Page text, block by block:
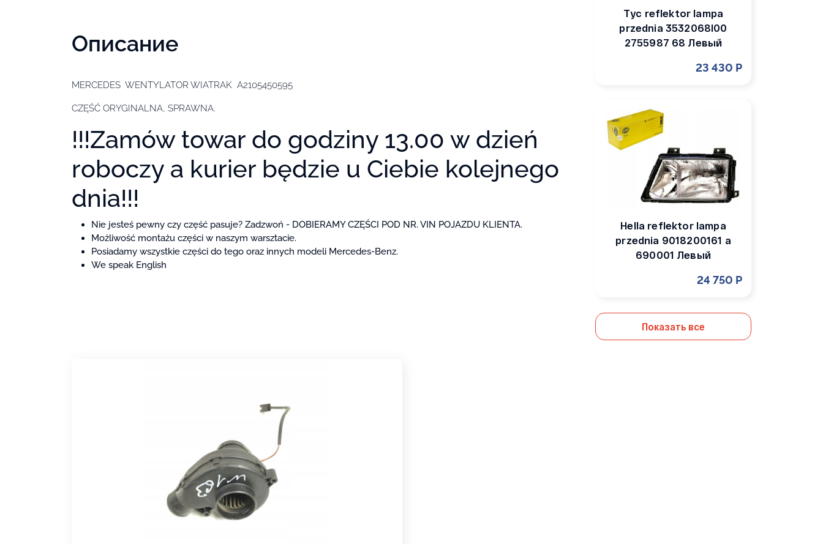
Описание
MERCEDES WENTYLATOR WIATRAK A2105450595
CZĘŚĆ ORYGINALNA, SPRAWNA.
!!!Zamów towar do godziny 13.00 w dzień
roboczy a kurier będzie u Ciebie kolejnego
dnia!!!
Nie jesteś pewny czy część pasuje? Zadzwoń - DOBIERAMY CZĘŚCI POD NR. VIN POJAZDU KLIENTA.
Możliwość montażu części w naszym warsztacie.
Posiadamy wszystkie części do tego oraz innych modeli Mercedes-Benz.
We speak English
Tyc reflektor lampa
przednia 3532068l00
2755987 68 Левый
23 430 Р
Hella reflektor lampa
przednia 9018200161 a
690001 Левый
24 750 Р
Показать все